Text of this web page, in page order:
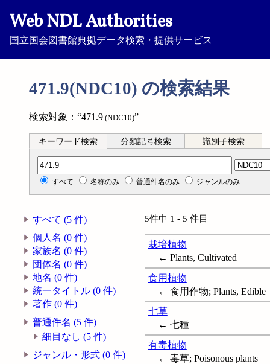
Web NDL Authorities
国立国会図書館典拠データ検索・提供サービス
471.9(NDC10) の検索結果
検索対象：“471.9 (NDC10)”
キーワード検索 分類記号検索 識別子検索
分類記号検索
すべて 名称のみ 普通件名のみ ジャンルのみ
すべて (5 件)
個人名 (0 件)
家族名 (0 件)
団体名 (0 件)
地名 (0 件)
統一タイトル (0 件)
著作 (0 件)
普通件名 (5 件)
細目なし (5 件)
ジャンル・形式 (0 件)
5件中 1 - 5 件目
栽培植物
← Plants, Cultivated
食用植物
← 食用作物; Plants, Edible
七草
← 七種
有毒植物
← 毒草; Poisonous plants